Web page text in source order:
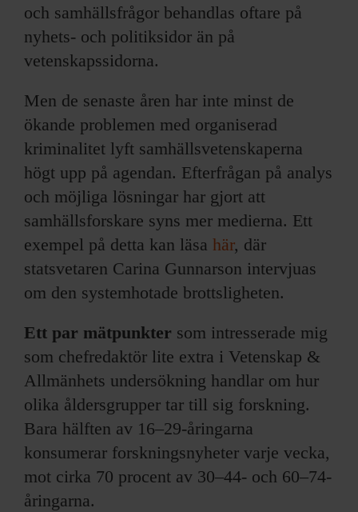
och samhällsfrågor behandlas oftare på
nyhets- och politiksidor än på
vetenskapssidorna.
Men de senaste åren har inte minst de
ökande problemen med organiserad
kriminalitet lyft samhällsvetenskaperna
högt upp på agendan. Efterfrågan på analys
och möjliga lösningar har gjort att
samhällsforskare syns mer medierna. Ett
exempel på detta kan läsa här, där
statsvetaren Carina Gunnarson intervjuas
om den systemhotade brottsligheten.
Ett par mätpunkter som intresserade mig
som chefredaktör lite extra i Vetenskap &
Allmänhets undersökning handlar om hur
olika åldersgrupper tar till sig forskning.
Bara hälften av 16–29-åringarna
konsumerar forskningsnyheter varje vecka,
mot cirka 70 procent av 30–44- och 60–74-
åringarna.